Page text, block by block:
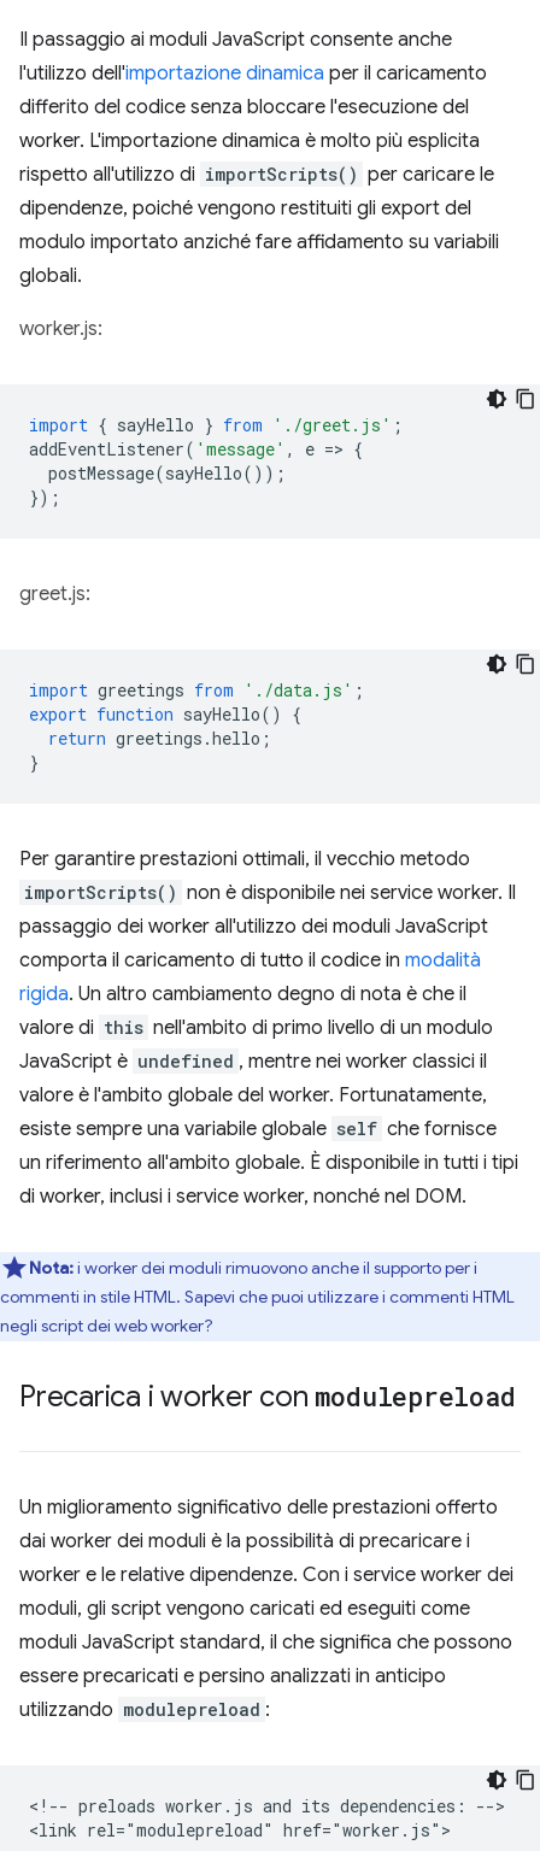
Il passaggio ai moduli JavaScript consente anche
l'utilizzo dell'importazione dinamica per il caricamento
differito del codice senza bloccare l'esecuzione del
worker. L'importazione dinamica è molto più esplicita
rispetto all'utilizzo di importScripts() per caricare le
dipendenze, poiché vengono restituiti gli export del
modulo importato anziché fare affidamento su variabili
globali.
worker.js:
import { sayHello } from './greet.js' ;
addEventListener( 'message' , e => {
postMessage(sayHello());
});
greet.js:
import greetings from './data.js' ;
export function sayHello()
{
return greetings .hello ;
}
Per garantire prestazioni ottimali, il vecchio metodo
importScripts() non è disponibile nei service worker. Il
passaggio dei worker all'utilizzo dei moduli JavaScript
comporta il caricamento di tutto il codice in modalità
rigida. Un altro cambiamento degno di nota è che il
valore di this nell'ambito di primo livello di un modulo
JavaScript è undefined , mentre nei worker classici il
valore è l'ambito globale del worker. Fortunatamente,
esiste sempre una variabile globale self che fornisce
un riferimento all'ambito globale. È disponibile in tutti i tipi
di worker, inclusi i service worker, nonché nel DOM.
Nota:i worker dei moduli rimuovono anche il supporto per i
commenti in stile HTML. Sapevi che puoi utilizzare i commenti HTML
negli script dei web worker?
Precarica i worker con modulepreload
Un miglioramento significativo delle prestazioni offerto
dai worker dei moduli è la possibilità di precaricare i
worker e le relative dipendenze. Con i service worker dei
moduli, gli script vengono caricati ed eseguiti come
moduli JavaScript standard, il che significa che possono
essere precaricati e persino analizzati in anticipo
utilizzando modulepreload :
<!-- preloads worker.js and its dependencies: -->
<link rel="modulepreload" href="worker.js">